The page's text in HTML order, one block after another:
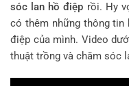
sóc lan hồ điệp rồi. Hy
có thêm những thông
điệp của mình. Video
thuật trồng và chăm sóc